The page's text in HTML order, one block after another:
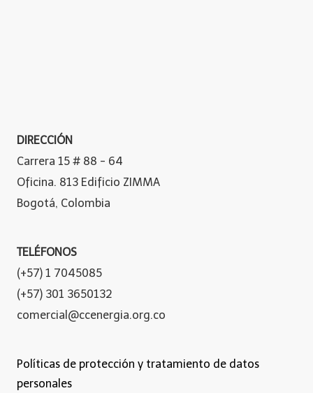
DIRECCIÓN
Carrera 15 # 88 - 64
Oficina. 813 Edificio ZIMMA
Bogotá, Colombia
TELÉFONOS
(+57) 1 7045085
(+57) 301 3650132
comercial@ccenergia.org.co
Políticas de protección y tratamiento de datos
personales